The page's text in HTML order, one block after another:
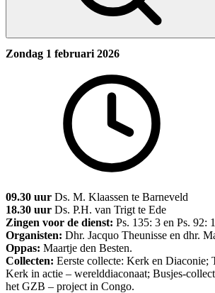
Zondag 1 februari 2026
09.30 uur Ds. M. Klaassen te Barneveld
18.30 uur Ds. P.H. van Trigt te Ede
Zingen voor de dienst: Ps. 135: 3 en Ps. 92:
Organisten: Dhr. Jacquo Theunisse en dhr.
Oppas: Maartje den Besten.
Collecten: Eerste collecte: Kerk en Diaconie;
Kerk in actie – werelddiaconaat; Busjes-
het GZB – project in Congo.